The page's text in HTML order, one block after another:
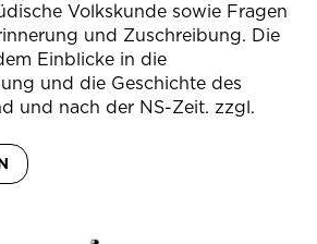
Volkskunde sowie Fragen
und Zuschreibung. Die
Einblicke in die
und die Geschichte des
und nach der NS-Zeit. zzgl.